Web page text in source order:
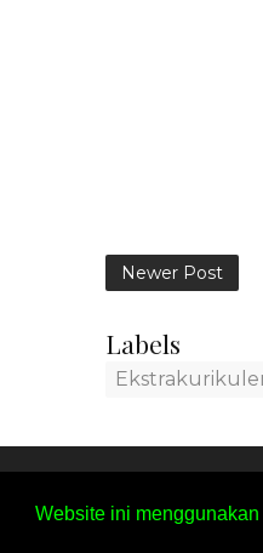
Website ini
Newer Post
Labels
SITEMAP